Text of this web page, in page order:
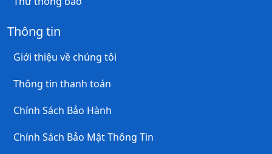
Thông tin
Giới thiệu về chúng tôi
Thông tin thanh toán
Chính Sách Bảo Hành
Chính Sách Bảo Mật Thông Tin